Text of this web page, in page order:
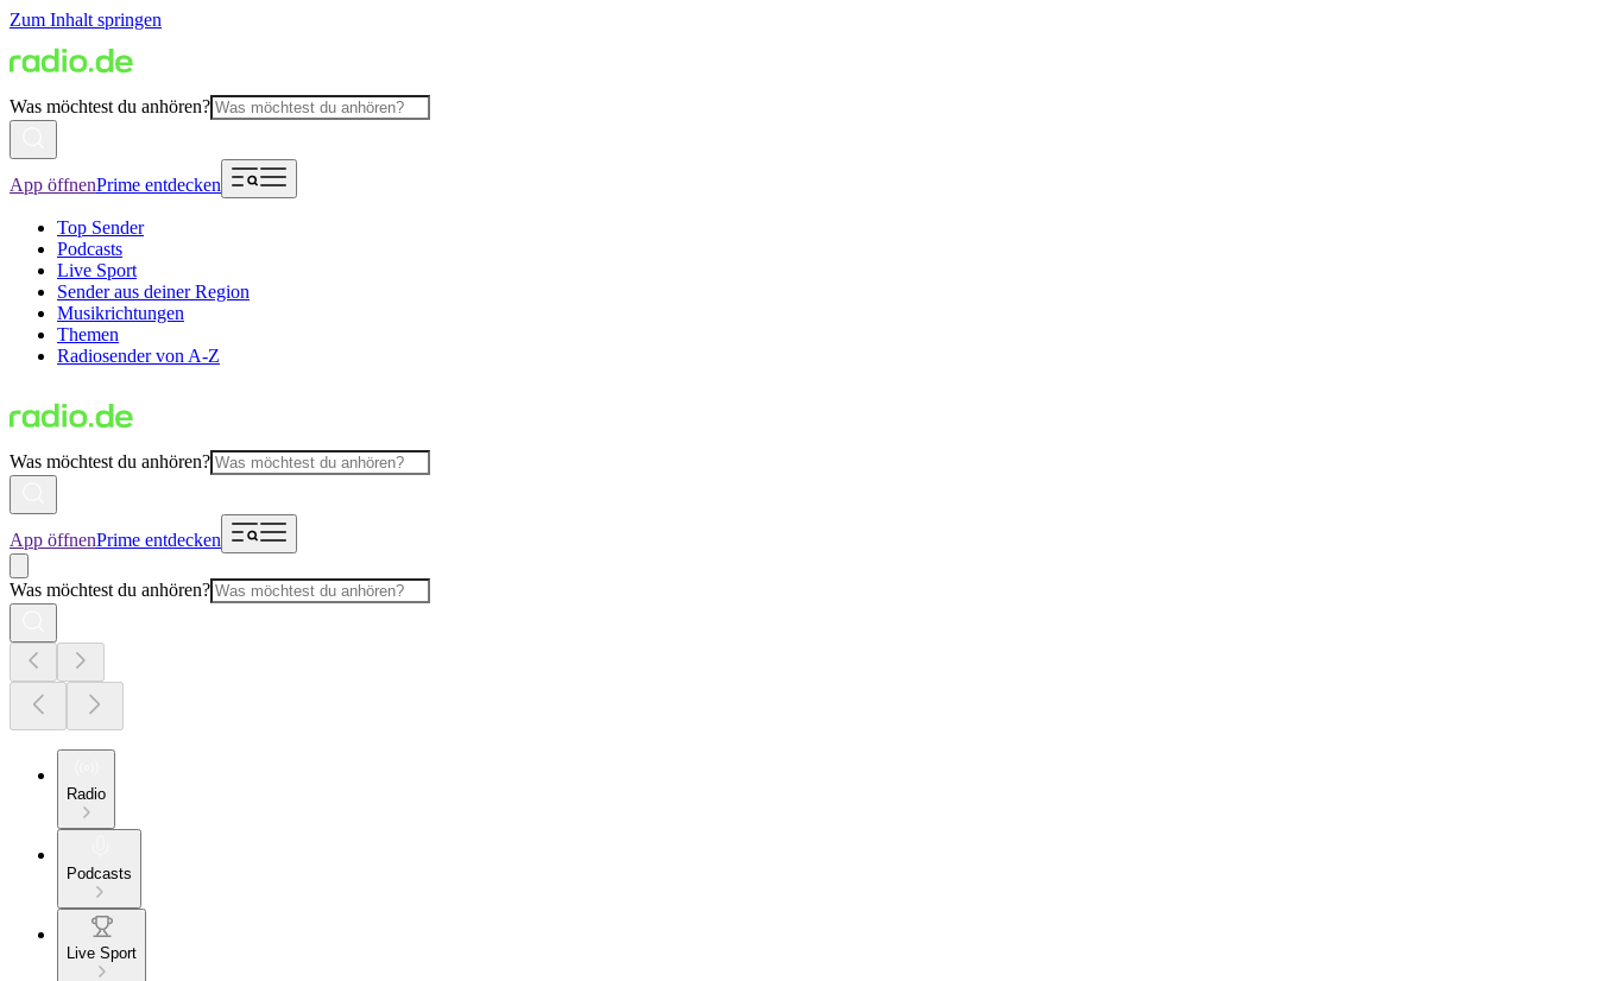
Zum Inhalt springen
Was möchtest du anhören?
App öffnenPrime entdecken
Top Sender
Podcasts
Live Sport
Sender aus deiner Region
Musikrichtungen
Themen
Radiosender von A-Z
Was möchtest du anhören?
App öffnenPrime entdecken
Was möchtest du anhören?
Radio
Podcasts
Live Sport